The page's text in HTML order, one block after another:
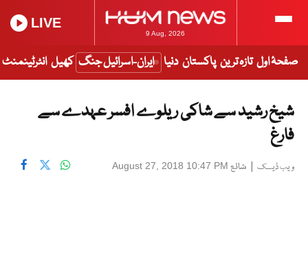
9 Aug, 2026
LIVE
صفحۂ اول تازہ ترین پاکستان دنیا ایران-اسرائیل جنگ کھیل انٹرٹینمنٹ
شیخ رشید سے شاکی ریلوے افسر عہدے سے
فارغ
ویب ڈیسک | شائع August 27, 2018 10:47 PM